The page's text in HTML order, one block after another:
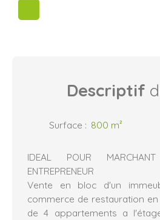
Descriptif
Surface : 800 m²
IDEAL POUR
ENTREPRENEUR
Vente en bloc d'un
commerce de restauration
de 4 appartements a